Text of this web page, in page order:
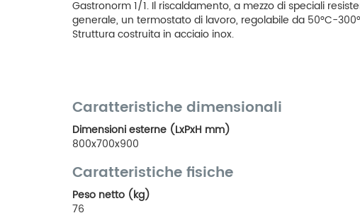
Gastronorm 1/1. Il riscaldamento, a mezzo di speciali
generale, un termostato di lavoro, regolabile da 50°C-
Struttura costruita in acciaio inox.
Caratteristiche dimensionali
Dimensioni esterne (LxPxH mm)
800x700x900
Caratteristiche fisiche
Peso netto (kg)
76